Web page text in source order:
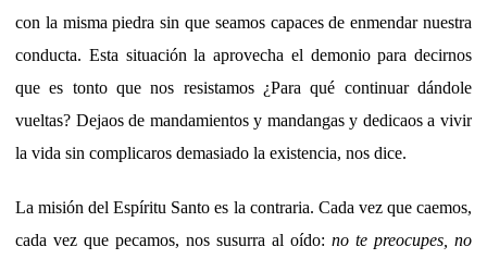
con la misma piedra sin que seamos capaces de enmendar nuestra
conducta. Esta situación la aprovecha el demonio para decirnos
que es tonto que nos resistamos ¿Para qué continuar dándole
vueltas? Dejaos de mandamientos y mandangas y dedicaos a vivir
la vida sin complicaros demasiado la existencia, nos dice.
La misión del Espíritu Santo es la contraria. Cada vez que caemos,
cada vez que pecamos, nos susurra al oído: no te preocupes, no